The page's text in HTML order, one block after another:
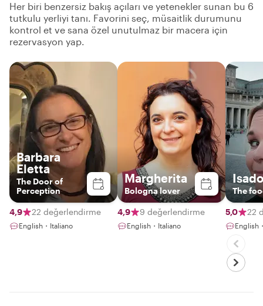
Her biri benzersiz bakış açıları ve yetenekler sunan bu 6
tutkulu yerliyi tanı. Favorini seç, müsaitlik durumunu
kontrol et ve sana özel unutulmaz bir macera için
rezervasyon yap.
Barbara
Eletta
The Door of
Perception
4,9 22 değerlendirme
English・Italiano
Margherita
Bologna lover
4,9 9 değerlendirme
English・Italiano
The
5,0 22
English